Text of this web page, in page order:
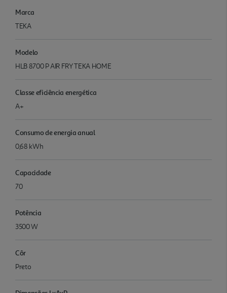
Marca
TEKA
Modelo
HLB 8700 P AIR FRY TEKA HOME
Classe eficiência energética
A+
Consumo de energia anual
0,68 kWh
Capacidade
70
Potência
3500 W
Côr
Preto